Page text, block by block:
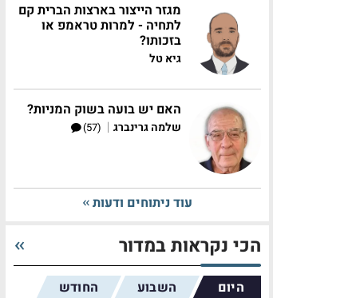
מגזר הייצור בארצות הברית קם
לתחיה - למרות טראמפ או
בזכותו?
גיא טל
האם יש בועה בשוק המניות?
שלמה גרינברג |
(57)
עוד ניתוחים ודעות
הכי נקראות במדור
היום השבוע החודש